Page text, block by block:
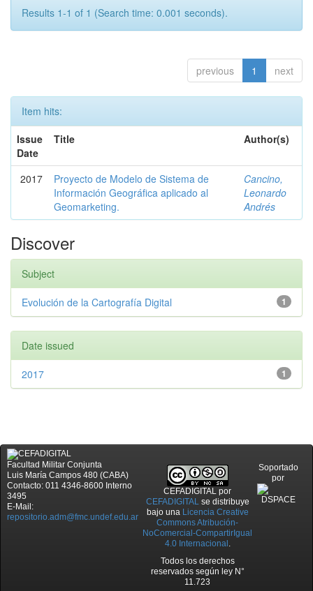
Results 1-1 of 1 (Search time: 0.001 seconds).
previous 1 next
Item hits:
Issue
Date
Title Author(s)
2017
Proyecto de Modelo de Sistema de
Información Geográfica aplicado al
Geomarketing.
Cancino,
Leonardo
Andrés
Discover
Subject
1
Evolución de la Cartografía Digital
Date issued
1
2017
Facultad Militar Conjunta
Luis María Campos 480 (CABA)
Contacto: 011 4346-8600 Interno
3495
E-Mail:
repositorio.adm@fmc.undef.edu.ar
CEFADIGITAL por
CEFADIGITALse distribuye
bajo una Licencia Creative
Commons Atribución-
NoComercial-CompartirIgual
4.0 Internacional .
Todos los derechos
reservados según ley N°
11.723
Soportado
por